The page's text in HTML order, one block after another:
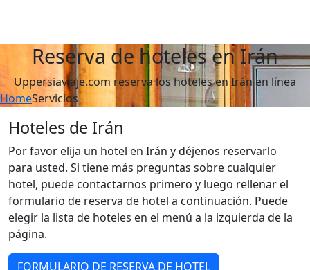
Reserva de hoteles en Irán
Uppersiaviaje.com reserva los hoteles en Irán en línea
HomeServicios
Hoteles de Irán
Por favor elija un hotel en Irán y déjenos reservarlo
para usted. Si tiene más preguntas sobre cualquier
hotel, puede contactarnos primero y luego rellenar el
formulario de reserva de hotel a continuación. Puede
elegir la lista de hoteles en el menú a la izquierda de la
página.
FORMULARIO DE RESERVA DE HOTEL